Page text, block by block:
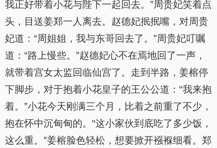
我正好带着小花与陛下一起回去。”周贵妃笑着点
头，目送姜郑一人离去。赵德妃抿抿嘴，对周贵
妃道：“周姐姐，我与东哥回去了。”周贵妃叮嘱
道：“路上慢些。”赵德妃心不在焉地回了一声，
就带着宫女太监回临仙宫了。走到半路，姜榕停
下脚步，对于抱着小花皇子的王公公道：“我来抱
着。”小花今天刚满三个月，比着之前重了不少，
抱在怀中沉甸甸的。“这小家伙到底吃了多少饭，
这么重。”姜榕脸色轻松，想要掀开襁褓细看。郑